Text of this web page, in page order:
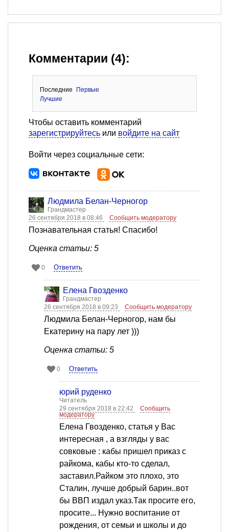
Комментарии (4):
Последние
Первые
Лучшие
Чтобы оставить комментарий
зарегистрируйтесь или войдите на сайт
Войти через социальные сети:
Людмила Белан-Черногор
Грандмастер
26 сентября 2018 в 08:46
Сообщить модератору
Познавательная статья! Спасибо!
Оценка статьи: 5
0 Ответить
Елена Гвозденко
Грандмастер
26 сентября 2018 в 09:23
Сообщить модератору
Людмила Белан-Черногор, нам бы
Екатерину на пару лет )))
Оценка статьи: 5
0 Ответить
юрий руденко
Читатель
29 сентября 2018 в 22:42
Сообщить
модератору
Елена Гвозденко, статья у Вас
интересная , а взгляды у вас
совковые : кабы пришел приказ с
райкома, кабы кто-то сделал,
заставил.Райком это плохо, это
Сталин, лучше добрый барин..вот
бы ВВП издал указ.Так просите его,
просите... Нужно воспитание от
рождения, от семьи и школы и до